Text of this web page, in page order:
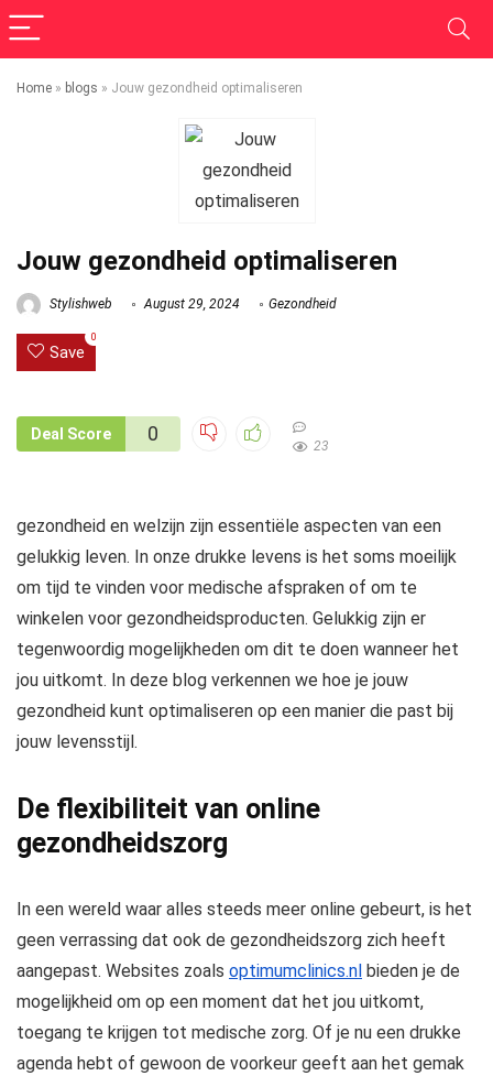
Home » blogs » Jouw gezondheid optimaliseren
Jouw gezondheid optimaliseren
Stylishweb August 29, 2024 Gezondheid
Save
0
Deal Score 0
23
gezondheid en welzijn zijn essentiële aspecten van een
gelukkig leven. In onze drukke levens is het soms moeilijk
om tijd te vinden voor medische afspraken of om te
winkelen voor gezondheidsproducten. Gelukkig zijn er
tegenwoordig mogelijkheden om dit te doen wanneer het
jou uitkomt. In deze blog verkennen we hoe je jouw
gezondheid kunt optimaliseren op een manier die past bij
jouw levensstijl.
De flexibiliteit van online
gezondheidszorg
In een wereld waar alles steeds meer online gebeurt, is het
geen verrassing dat ook de gezondheidszorg zich heeft
aangepast. Websites zoals optimumclinics.nl bieden je de
mogelijkheid om op een moment dat het jou uitkomt,
toegang te krijgen tot medische zorg. Of je nu een drukke
agenda hebt of gewoon de voorkeur geeft aan het gemak